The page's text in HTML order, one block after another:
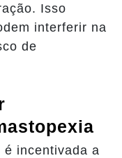
Isso
interferir na
de
incentivada a